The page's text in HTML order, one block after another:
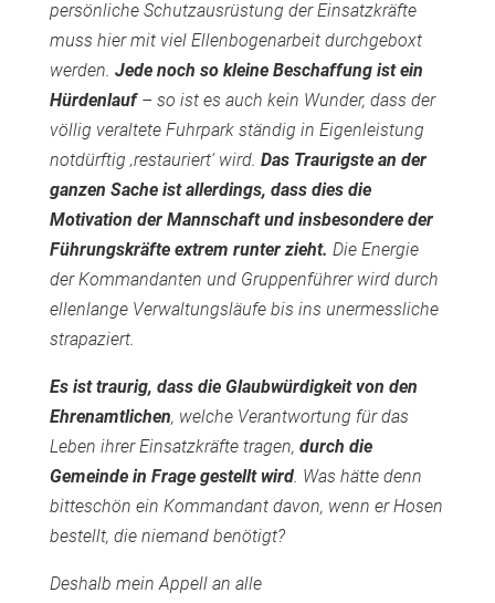
persönliche Schutzausrüstung der Einsatzkräfte
muss hier mit viel Ellenbogenarbeit durchgeboxt
werden. Jede noch so kleine Beschaffung ist ein
Hürdenlauf– so ist es auch kein Wunder, dass der
völlig veraltete Fuhrpark ständig in Eigenleistung
notdürftig ‚restauriert‘ wird. Das Traurigste an der
ganzen Sache ist allerdings, dass dies die
Motivation der Mannschaft und insbesondere der
Führungskräfte extrem runter zieht. Die Energie
der Kommandanten und Gruppenführer wird durch
ellenlange Verwaltungsläufe bis ins unermessliche
strapaziert.
Es ist traurig, dass die Glaubwürdigkeit von den
Ehrenamtlichen, welche Verantwortung für das
Leben ihrer Einsatzkräfte tragen, durch die
Gemeinde in Frage gestellt wird. Was hätte denn
bitteschön ein Kommandant davon, wenn er Hosen
bestellt, die niemand benötigt?
Deshalb mein Appell an alle